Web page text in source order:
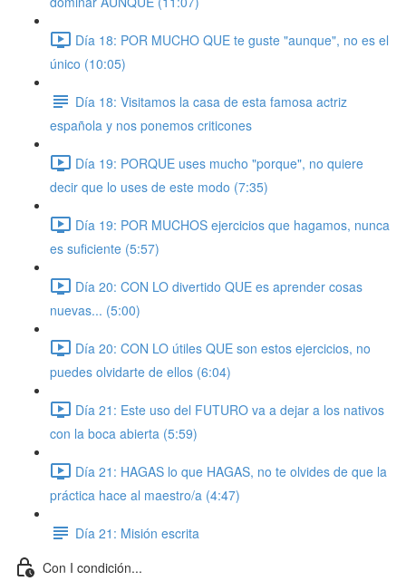
Día 18: POR MUCHO QUE te guste "aunque", no es el
único (10:05)
Día 18: Visitamos la casa de esta famosa actriz
española y nos ponemos criticones
Día 19: PORQUE uses mucho "porque", no quiere
decir que lo uses de este modo (7:35)
Día 19: POR MUCHOS ejercicios que hagamos, nunca
es suficiente (5:57)
Día 20: CON LO divertido QUE es aprender cosas
nuevas... (5:00)
Día 20: CON LO útiles QUE son estos ejercicios, no
puedes olvidarte de ellos (6:04)
Día 21: Este uso del FUTURO va a dejar a los nativos
con la boca abierta (5:59)
Día 21: HAGAS lo que HAGAS, no te olvides de que la
práctica hace al maestro/a (4:47)
Día 21: Misión escrita
Con I condición...